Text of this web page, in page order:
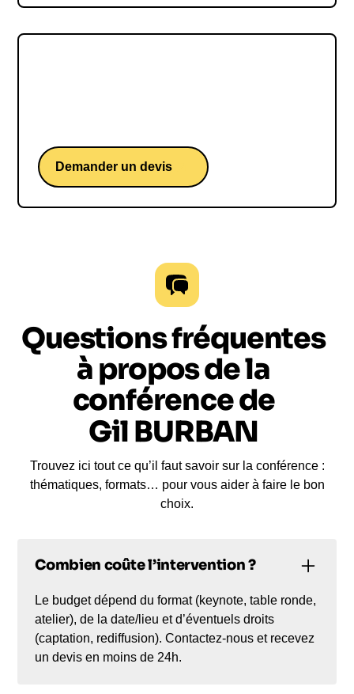
Demander un devis
Questions fréquentes
à propos de la
conférence de
Gil BURBAN
Trouvez ici tout ce qu’il faut savoir sur la conférence :
thématiques, formats… pour vous aider à faire le bon
choix.
Combien coûte l’intervention ?
Le budget dépend du format (keynote, table ronde,
atelier), de la date/lieu et d’éventuels droits
(captation, rediffusion). Contactez-nous et recevez
un devis en moins de 24h.